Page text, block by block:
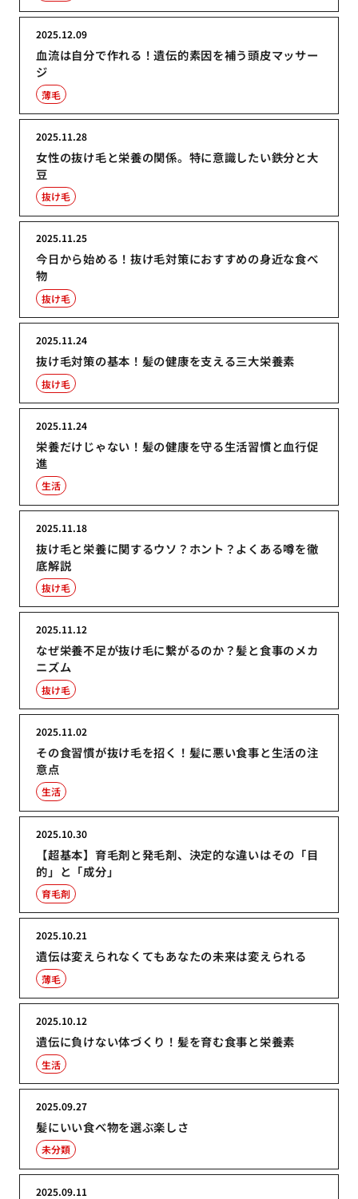
血流は自分で作れる！遺伝的素因を補う頭皮マッサー
ジ
2025.12.09
薄毛
女性の抜け毛と栄養の関係。特に意識したい鉄分と大
豆
2025.11.28
抜け毛
今日から始める！抜け毛対策におすすめの身近な食べ
物
2025.11.25
抜け毛
抜け毛対策の基本！髪の健康を支える三大栄養素
2025.11.24
抜け毛
栄養だけじゃない！髪の健康を守る生活習慣と血行促
進
2025.11.24
生活
抜け毛と栄養に関するウソ？ホント？よくある噂を徹
底解説
2025.11.18
抜け毛
なぜ栄養不足が抜け毛に繋がるのか？髪と食事のメカ
ニズム
2025.11.12
抜け毛
その食習慣が抜け毛を招く！髪に悪い食事と生活の注
意点
2025.11.02
生活
【超基本】育毛剤と発毛剤、決定的な違いはその「目
的」と「成分」
2025.10.30
育毛剤
遺伝は変えられなくてもあなたの未来は変えられる
2025.10.21
薄毛
遺伝に負けない体づくり！髪を育む食事と栄養素
2025.10.12
生活
髪にいい食べ物を選ぶ楽しさ
2025.09.27
未分類
2025.09.11